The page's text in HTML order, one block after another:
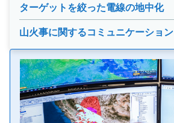
ターゲットを絞った電線の地中化
山火事に関するコミュニケーション